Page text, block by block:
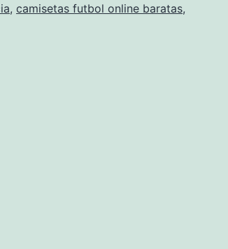
–
, camisetas futbol online baratas,